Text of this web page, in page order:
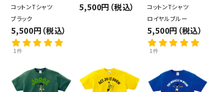
コットンTシャツ
ブラック
5,500円（税込）
1件
5,500円（税込）
コットンTシャツ
ロイヤルブルー
5,500円（税込）
1件